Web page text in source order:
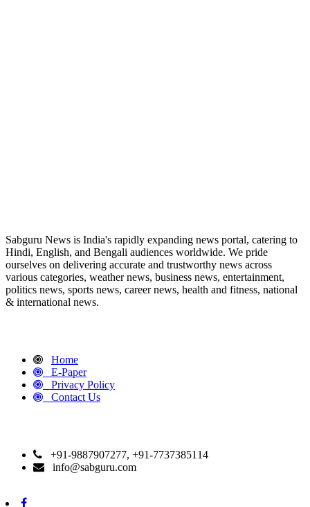
Sabguru News is India's rapidly expanding news portal, catering to
Hindi, English, and Bengali audiences worldwide. We pride
ourselves on delivering accurate and trustworthy news across
various categories, weather news, business news, entertainment,
politics news, sports news, career news, health and fitness, national
& international news.
Home
E-Paper
Privacy Policy
Contact Us
+91-9887907277, +91-7737385114
info@sabguru.com